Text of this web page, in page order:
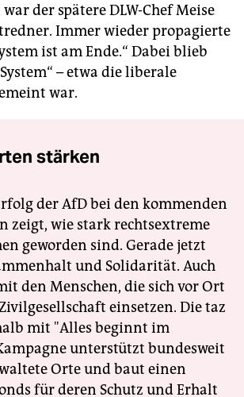
der spätere DLW-Chef Meise
Immer wieder propagierte
ist am Ende.“ Dabei blieb
– etwa die liberale
war.
stärken
der AfD bei den kommenden
zeigt, wie stark rechtsextreme
geworden sind. Gerade jetzt
und Solidarität. Auch
den Menschen, die sich vor Ort
einsetzen. Die taz
mit "Alles beginnt im
unterstützt bundesweit
Orte und baut einen
für deren Schutz und Erhalt